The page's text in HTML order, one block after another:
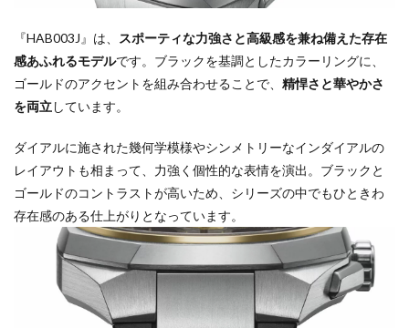
『HAB003J』は、
スポーティな力強さと高級感を兼ね備えた存在
感あふれるモデルです。ブラックを基調としたカラーリングに、
ゴールドのアクセントを組み合わせることで、 精悍さと華やかさ
を両立しています。
ダイアルに施された幾何学模様やシンメトリーなインダイアルの
レイアウトも相まって、力強く個性的な表情を演出。ブラックと
ゴールドのコントラストが高いため、シリーズの中でもひときわ
存在感のある仕上がりとなっています。